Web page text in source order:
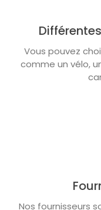
Vous pouvez
comme un vélo,
Nos fournisseurs